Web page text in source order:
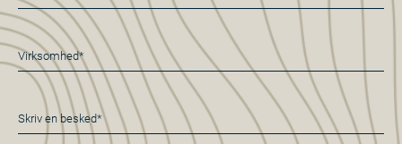
*
Virksomhed*
*
Besked
*